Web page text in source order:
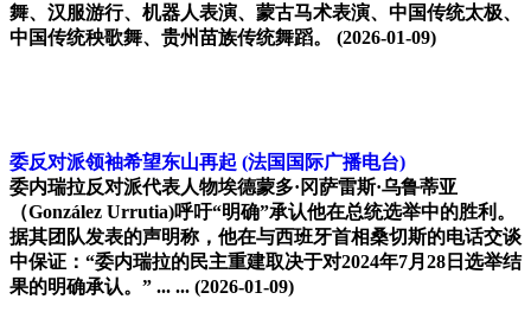
舞、汉服游行、机器人表演、蒙古马术表演、中国传统太极、
中国传统秧歌舞、贵州苗族传统舞蹈。 (2026-01-09)
委反对派领袖希望东山再起 (法国国际广播电台)
委内瑞拉反对派代表人物埃德蒙多·冈萨雷斯·乌鲁蒂亚
（González Urrutia)呼吁“明确”承认他在总统选举中的胜利。
据其团队发表的声明称，他在与西班牙首相桑切斯的电话交谈
中保证：“委内瑞拉的民主重建取决于对2024年7月28日选举结
果的明确承认。” ... ... (2026-01-09)